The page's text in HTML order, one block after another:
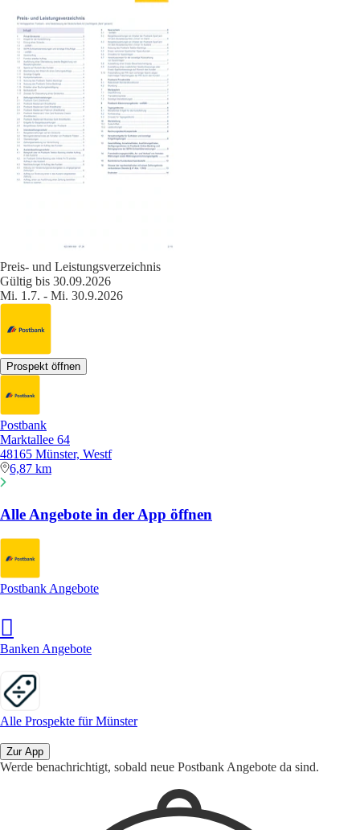
Preis- und Leistungsverzeichnis
Gültig bis 30.09.2026
Mi. 1.7. - Mi. 30.9.2026
Prospekt öffnen
Postbank
Marktallee 64
48165 Münster, Westf
6,87 km
Alle Angebote in der App öffnen
Postbank Angebote
Banken Angebote
Alle Prospekte für Münster
Zur App
Werde benachrichtigt, sobald neue Postbank Angebote da sind.